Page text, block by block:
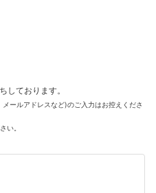
しております。
ールアドレスなど)のご入力はお控えくださ
い。